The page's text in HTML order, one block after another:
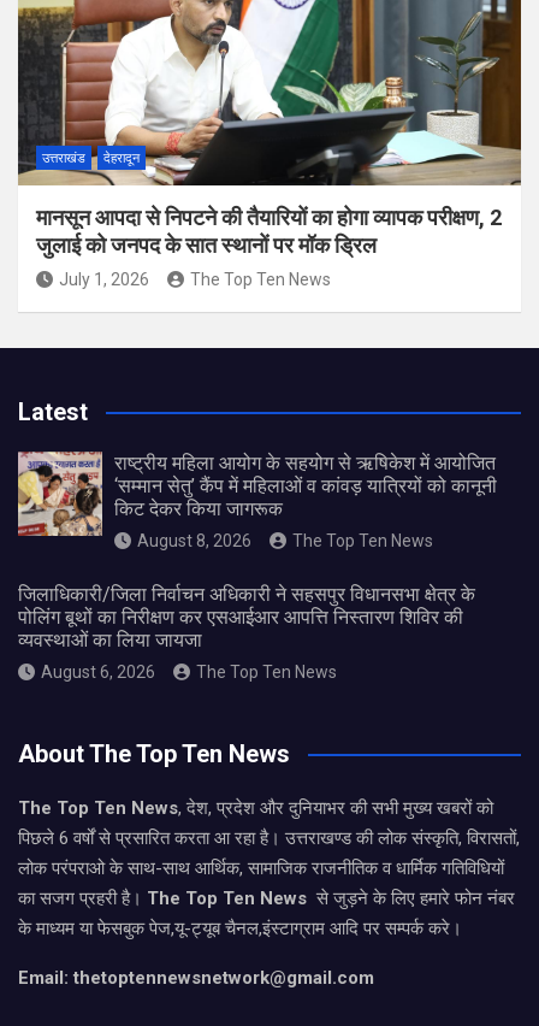
उत्तराखंड देहरादून
मानसून आपदा से निपटने की तैयारियों का होगा व्यापक परीक्षण, 2
जुलाई को जनपद के सात स्थानों पर मॉक ड्रिल
July 1, 2026 The Top Ten News
Latest
राष्ट्रीय महिला आयोग के सहयोग से ऋषिकेश में आयोजित
‘सम्मान सेतु’ कैंप में महिलाओं व कांवड़ यात्रियों को कानूनी
किट देकर किया जागरूक
August 8, 2026 The Top Ten News
जिलाधिकारी/जिला निर्वाचन अधिकारी ने सहसपुर विधानसभा क्षेत्र के
पोलिंग बूथों का निरीक्षण कर एसआईआर आपत्ति निस्तारण शिविर की
व्यवस्थाओं का लिया जायजा
August 6, 2026 The Top Ten News
About The Top Ten News
The Top Ten News, देश, प्रदेश और दुनियाभर की सभी मुख्य खबरों को
पिछले 6 वर्षों से प्रसारित करता आ रहा है। उत्तराखण्ड की लोक संस्कृति, विरासतों,
लोक परंपराओ के साथ-साथ आर्थिक, सामाजिक राजनीतिक व धार्मिक गतिविधियों
का सजग प्रहरी है। The Top Ten News से जुड़ने के लिए हमारे फोन नंबर
के माध्यम या फेसबुक पेज,यू-ट्यूब चैनल,इंस्टाग्राम आदि पर सम्पर्क करे।
Email: thetoptennewsnetwork@gmail.com